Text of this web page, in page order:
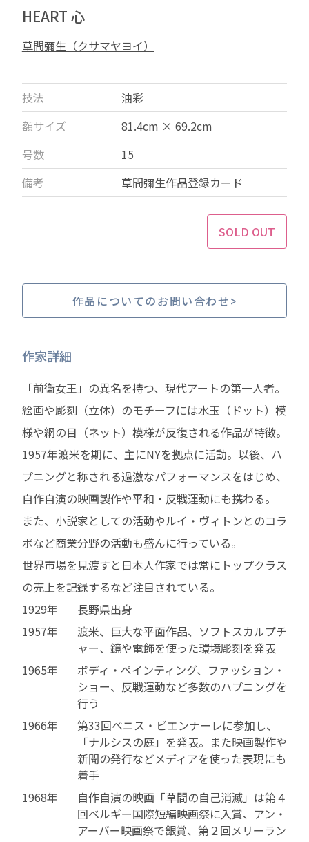
HEART 心
草間彌生（クサマヤヨイ）
技法
油彩
額サイズ
81.4cm × 69.2cm
号数
15
備考
草間彌生作品登録カード
SOLD OUT
作品についてのお問い合わせ
作家詳細
「前衛女王」の異名を持つ、現代アートの第一人者。
絵画や彫刻（立体）のモチーフには水玉（ドット）模
様や網の目（ネット）模様が反復される作品が特徴。
1957年渡米を期に、主にNYを拠点に活動。以後、ハ
プニングと称される過激なパフォーマンスをはじめ、
自作自演の映画製作や平和・反戦運動にも携わる。
また、小説家としての活動やルイ・ヴィトンとのコラ
ボなど商業分野の活動も盛んに行っている。
世界市場を見渡すと日本人作家では常にトップクラス
の売上を記録するなど注目されている。
1929年
長野県出身
1957年
渡米、巨大な平面作品、ソフトスカルプチ
ャー、鏡や電飾を使った環境彫刻を発表
1965年
ボディ・ペインティング、ファッション・
ショー、反戦運動など多数のハプニングを
行う
1966年
第33回ベニス・ビエンナーレに参加し、
「ナルシスの庭」を発表。また映画製作や
新聞の発行などメディアを使った表現にも
着手
1968年
自作自演の映画「草間の自己消滅」は第４
回ベルギー国際短編映画祭に入賞、アン・
アーバー映画祭で銀賞、第２回メリーラン